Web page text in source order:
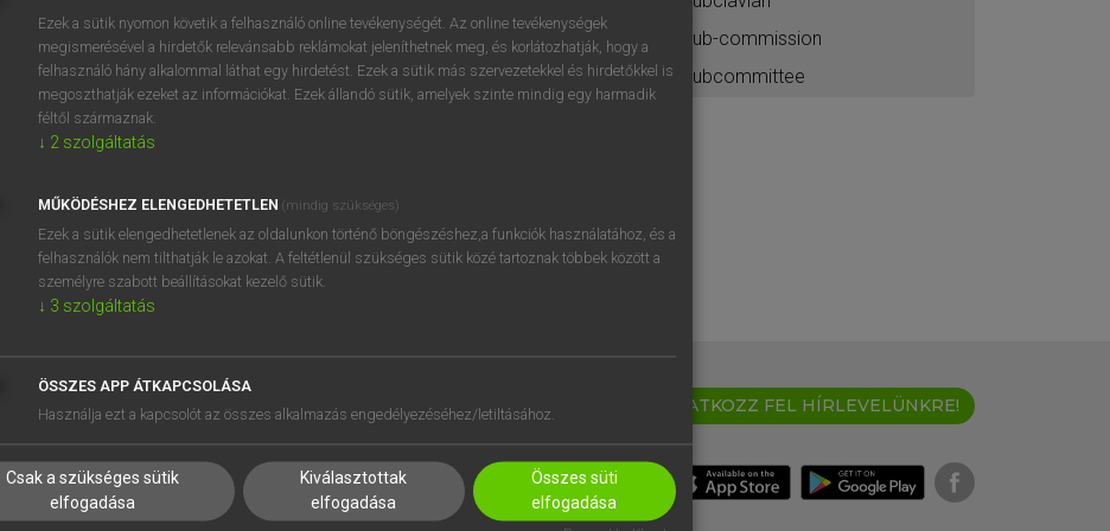
sub-commission
subcommittee
FELHASZNÁLÓKNAK
MEGOLDÁSOK
SÚGÓ
RÓLUNK
SÜTI BEÁLLÍTÁSOK
IRATKOZZ FEL HÍRLEVELÜNKRE!
Ezek a sütik nyomon követik a felhasználó online tevékenységét. Az online tevékenységek
megismerésével a hirdetők relevánsabb reklámokat jeleníthetnek meg, és korlátozhatják, hogy a
felhasználó hány alkalommal láthat egy hirdetést. Ezek a sütik más szervezetekkel és hirdetőkkel is
megoszthatják ezeket az információkat. Ezek állandó sütik, amelyek szinte mindig egy harmadik
féltől származnak.
↓ 2 szolgáltatás
MŰKÖDÉSHEZ ELENGEDHETETLEN (mindig szükséges)
Ezek a sütik elengedhetetlenek az oldalunkon történő böngészéshez,a funkciók használatához, és a
felhasználók nem tilthatják le azokat. A feltétlenül szükséges sütik közé tartoznak többek között a
személyre szabott beállításokat kezelő sütik.
↓ 3 szolgáltatás
ÖSSZES APP ÁTKAPCSOLÁSA
Használja ezt a kapcsolót az összes alkalmazás engedélyezéséhez/letiltásához.
Csak a szükséges sütik
elfogadása
Kiválasztottak
elfogadása
Összes süti
elfogadása